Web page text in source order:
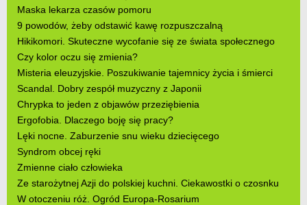
Maska lekarza czasów pomoru
9 powodów, żeby odstawić kawę rozpuszczalną
Hikikomori. Skuteczne wycofanie się ze świata społecznego
Czy kolor oczu się zmienia?
Misteria eleuzyjskie. Poszukiwanie tajemnicy życia i śmierci
Scandal. Dobry zespół muzyczny z Japonii
Chrypka to jeden z objawów przeziębienia
Ergofobia. Dlaczego boję się pracy?
Lęki nocne. Zaburzenie snu wieku dziecięcego
Syndrom obcej ręki
Zmienne ciało człowieka
Ze starożytnej Azji do polskiej kuchni. Ciekawostki o czosnku
W otoczeniu róż. Ogród Europa-Rosarium